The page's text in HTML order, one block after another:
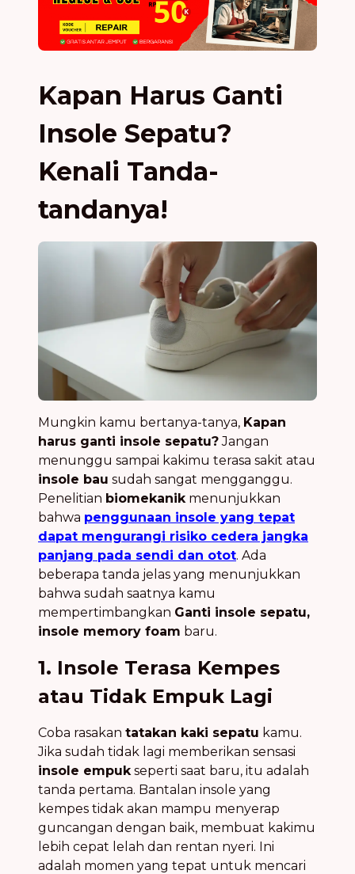
Kapan Harus Ganti
Insole Sepatu?
Kenali Tanda-
tandanya!
Mungkin kamu bertanya-tanya, Kapan
harus ganti insole sepatu?Jangan
menunggu sampai kakimu terasa sakit atau
insole bau sudah sangat mengganggu.
Penelitian biomekanik menunjukkan
bahwa penggunaan insole yang tepat
dapat mengurangi risiko cedera jangka
panjang pada sendi dan otot. Ada
beberapa tanda jelas yang menunjukkan
bahwa sudah saatnya kamu
mempertimbangkan Ganti insole sepatu,
insole memory foam baru.
1. Insole Terasa Kempes
atau Tidak Empuk Lagi
Coba rasakan tatakan kaki sepatu kamu.
Jika sudah tidak lagi memberikan sensasi
insole empuk seperti saat baru, itu adalah
tanda pertama. Bantalan insole yang
kempes tidak akan mampu menyerap
guncangan dengan baik, membuat kakimu
lebih cepat lelah dan rentan nyeri. Ini
adalah momen yang tepat untuk mencari